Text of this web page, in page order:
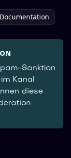
Documentation
Sanktion
im Kanal
diese